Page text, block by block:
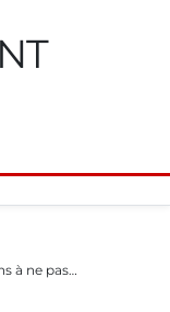
à ne pas…